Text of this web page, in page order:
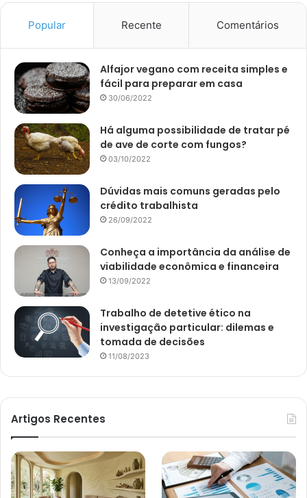
Popular Recente Comentários
Alfajor vegano com receita simples e
fácil para preparar em casa
30/06/2022
Há alguma possibilidade de tratar pé
de ave de corte com fungos?
03/10/2022
Dúvidas mais comuns geradas pelo
crédito trabalhista
26/09/2022
Conheça a importância da análise de
viabilidade econômica e financeira
13/09/2022
Trabalho de detetive ético na
investigação particular: dilemas e
tomada de decisões
11/08/2023
Artigos Recentes